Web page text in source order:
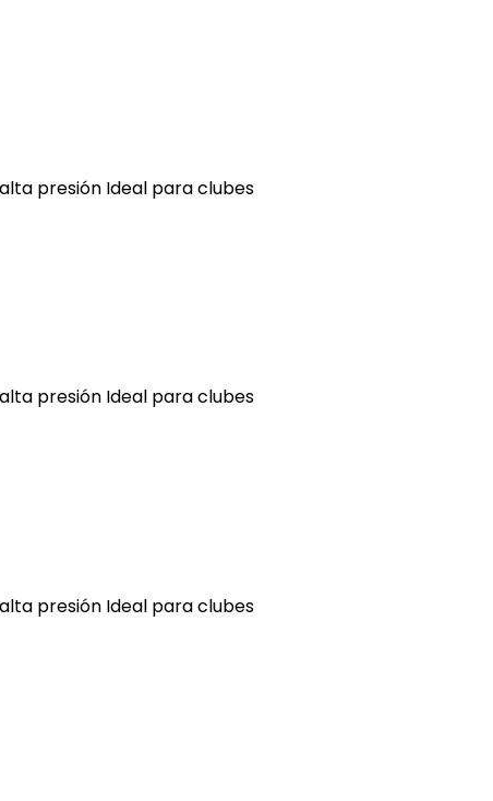
presión Ideal para clubes
presión Ideal para clubes
presión Ideal para clubes